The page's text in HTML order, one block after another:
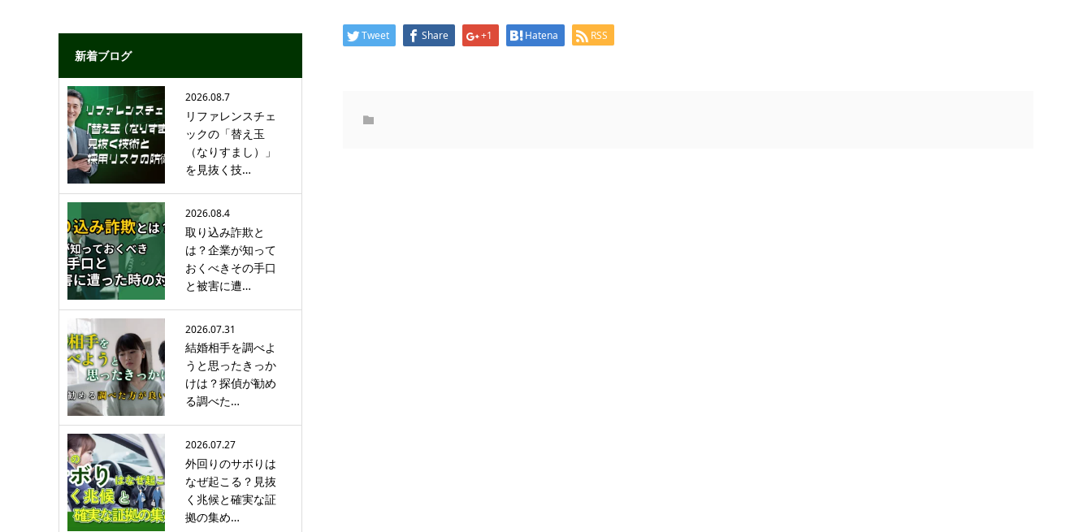
Tweet Share +1 Hatena RSS
新着ブログ
2026.08.7
リファレンスチェ
ックの「替え玉
（なりすまし）」
を見抜く技…
2026.08.4
取り込み詐欺と
は？企業が知って
おくべきその手口
と被害に遭…
2026.07.31
結婚相手を調べよ
うと思ったきっか
けは？探偵が勧め
る調べた…
2026.07.27
外回りのサボりは
なぜ起こる？見抜
く兆候と確実な証
拠の集め…